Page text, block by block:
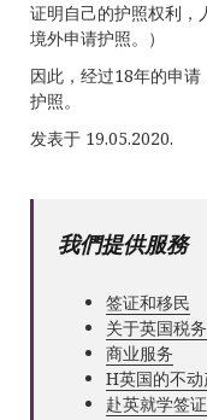
证明自己的护照权利，
境外申请护照。）
因此，经过18年的申
护照。
发表于 19.05.2020.
我們提供服務
签证和移民
关于英国税
商业服务
Н英国的不动
赴英就学签证